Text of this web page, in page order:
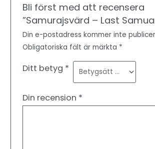
Bli först med att recensera
”Samurajsvärd – Last
Din e-postadress kommer inte
Obligatoriska fält är märkta *
Ditt betyg *
Din recension *